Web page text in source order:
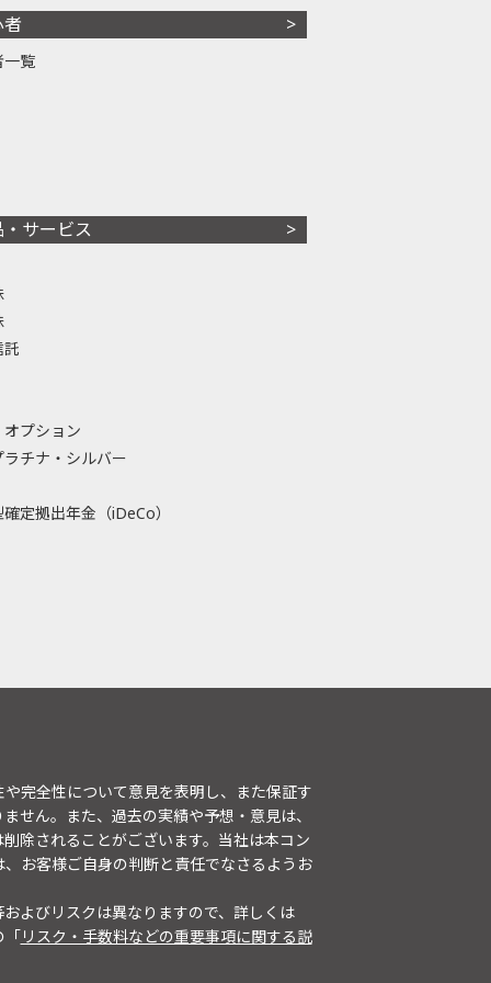
一覧
サービス
託
プション
ラチナ・シルバー
定拠出年金（iDeCo）
完全性について意見を表明し、また保証す
せん。また、過去の実績や予想・意見は、
除されることがございます。当社は本コン
お客様ご自身の判断と責任でなさるようお
よびリスクは異なりますので、詳しくは
「リスク・手数料などの重要事項に関する説